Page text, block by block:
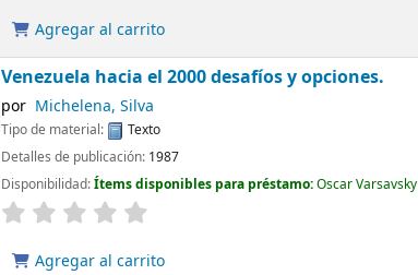
Agregar al carrito
Venezuela hacia el 2000 desafíos y opciones.
por Michelena, Silva
Tipo de material:
Texto
Detalles de publicación: 1987
Disponibilidad:Ítems disponibles para préstamo:Oscar Varsavsky
Agregar al carrito